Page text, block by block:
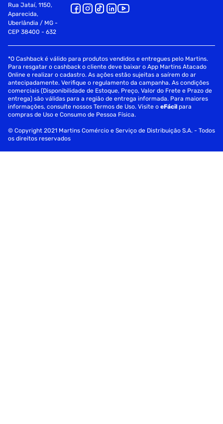
Rua Jataí, 1150,
Aparecida,
Uberlândia / MG -
CEP 38400 - 632
*O Cashback é válido para produtos vendidos e entregues pelo Martins.
Para resgatar o cashback o cliente deve baixar o App Martins Atacado
Online e realizar o cadastro. As ações estão sujeitas a saírem do ar
antecipadamente. Verifique o regulamento da campanha. As condições
comerciais (Disponibilidade de Estoque, Preço, Valor do Frete e Prazo de
entrega) são válidas para a região de entrega informada. Para maiores
informações, consulte nossos Termos de Uso. Visite oeFácil para
compras de Uso e Consumo de Pessoa Física.
© Copyright 2021 Martins Comércio e Serviço de Distribuição S.A. - Todos
os direitos reservados